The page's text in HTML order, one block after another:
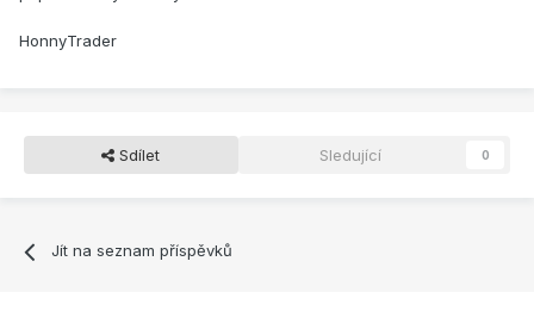
HonnyTrader
Sdílet Sledující 0
Jít na seznam příspěvků